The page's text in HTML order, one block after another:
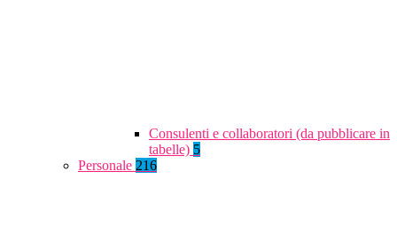
Consulenti e collaboratori (da pubblicare in
tabelle) 5
Personale 216